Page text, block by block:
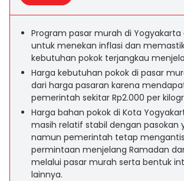
Program pasar murah di Yogyakarta
untuk menekan inflasi dan
kebutuhan pokok terjangkau
Harga kebutuhan pokok di pasar
dari harga pasaran karena
pemerintah sekitar Rp2.000 per
Harga bahan pokok di Kota
masih relatif stabil dengan pasokan
namun pemerintah tetap
permintaan menjelang Ramadan
melalui pasar murah serta bentuk
lainnya.